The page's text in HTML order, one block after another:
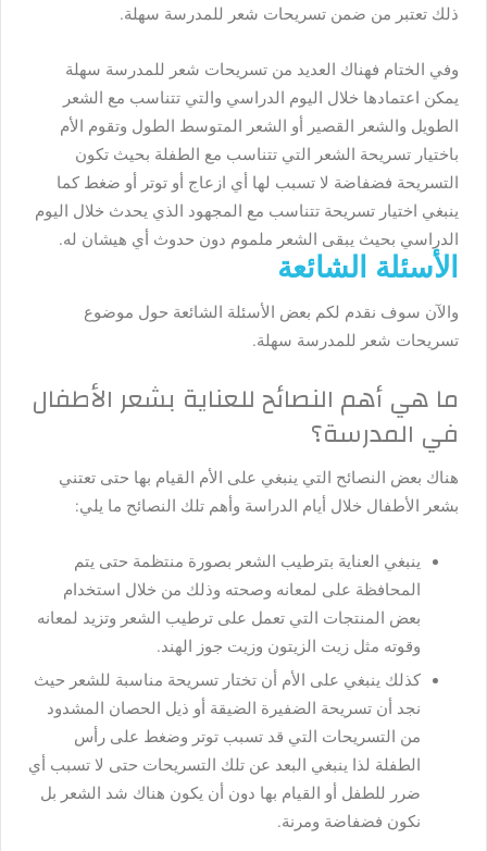
ذلك تعتبر من ضمن تسريحات شعر للمدرسة سهلة.
وفي الختام فهناك العديد من تسريحات شعر للمدرسة سهلة
يمكن اعتمادها خلال اليوم الدراسي والتي تتناسب مع الشعر
الطويل والشعر القصير أو الشعر المتوسط الطول وتقوم الأم
باختيار تسريحة الشعر التي تتناسب مع الطفلة بحيث تكون
التسريحة فضفاضة لا تسبب لها أي ازعاج أو توتر أو ضغط كما
ينبغي اختيار تسريحة تتناسب مع المجهود الذي يحدث خلال اليوم
الدراسي بحيث يبقى الشعر ملموم دون حدوث أي هيشان له.
الأسئلة الشائعة
والآن سوف نقدم لكم بعض الأسئلة الشائعة حول موضوع
تسريحات شعر للمدرسة سهلة.
ما هي أهم النصائح للعناية بشعر الأطفال
في المدرسة؟
هناك بعض النصائح التي ينبغي على الأم القيام بها حتى تعتني
بشعر الأطفال خلال أيام الدراسة وأهم تلك النصائح ما يلي:
ينبغي العناية بترطيب الشعر بصورة منتظمة حتى يتم
المحافظة على لمعانه وصحته وذلك من خلال استخدام
بعض المنتجات التي تعمل على ترطيب الشعر وتزيد لمعانه
وقوته مثل زيت الزيتون وزيت جوز الهند.
كذلك ينبغي على الأم أن تختار تسريحة مناسبة للشعر حيث
نجد أن تسريحة الضفيرة الضيقة أو ذيل الحصان المشدود
من التسريحات التي قد تسبب توتر وضغط على رأس
الطفلة لذا ينبغي البعد عن تلك التسريحات حتى لا تسبب أي
ضرر للطفل أو القيام بها دون أن يكون هناك شد الشعر بل
نكون فضفاضة ومرنة.